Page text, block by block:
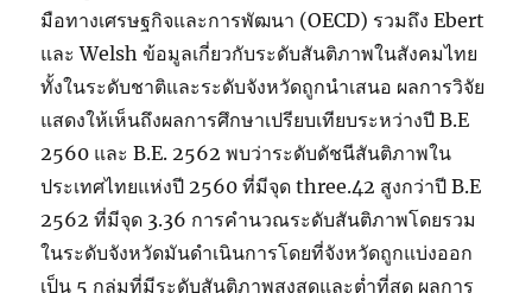
มือทางเศรษฐกิจและการพัฒนา (OECD) รวมถึง Ebert
และ Welsh ข้อมูลเกี่ยวกับระดับสันติภาพในสังคมไทย
ทั้งในระดับชาติและระดับจังหวัดถูกนำเสนอ ผลการวิจัย
แสดงให้เห็นถึงผลการศึกษาเปรียบเทียบระหว่างปี B.E
2560 และ B.E. 2562 พบว่าระดับดัชนีสันติภาพใน
ประเทศไทยแห่งปี 2560 ที่มีจุด three.42 สูงกว่าปี B.E
2562 ที่มีจุด 3.36 การคำนวณระดับสันติภาพโดยรวม
ในระดับจังหวัดมันดำเนินการโดยที่จังหวัดถูกแบ่งออก
เป็น 5 กลุ่มที่มีระดับสันติภาพสูงสุดและต่ำที่สุด ผลการ